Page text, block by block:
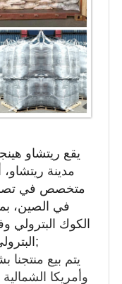
يقع ريتشاو
مدينة
متخصص في
في الصين،
الكوك
البترولي الجرافيت وما إلى ذلك.&نبسب;
يتم بيع
وأمريكا